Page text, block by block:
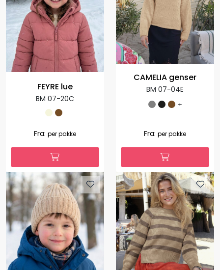
FEYRE lue
BM 07-20C
Fra: per pakke
CAMELIA genser
BM 07-04E
+
Fra: per pakke